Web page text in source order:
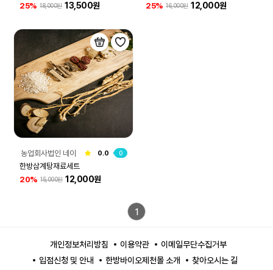
25% 18,000원 13,500원
25% 16,000원 12,000원
농업회사법인 네이
처그린(주)
0.0 0
한방삼계탕재료세트
20% 15,000원 12,000원
1
개인정보처리방침 이용약관
이메일무단수집거부
입점신청 및 안내
한방바이오제천몰 소개 찾아오시는 길